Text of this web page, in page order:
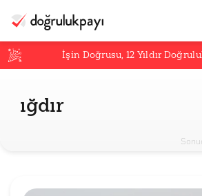
İşin Doğrusu,12 Yıldır
ığdır